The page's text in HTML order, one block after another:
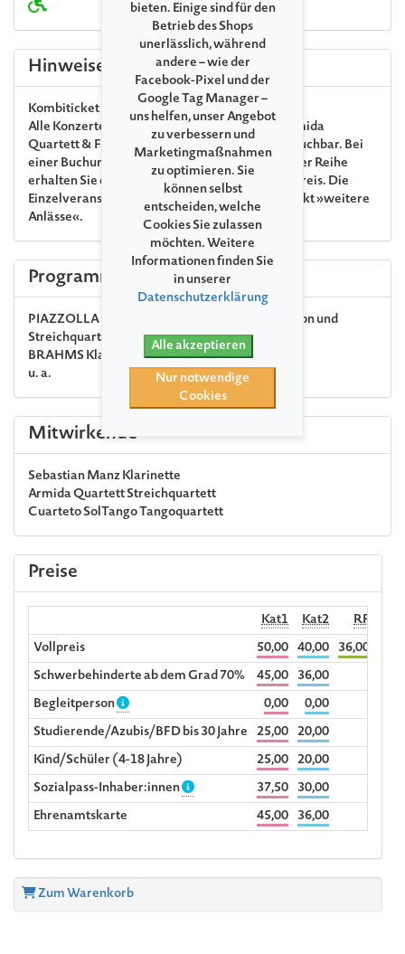
Hinweise
Kombiticket
Alle Konzerte der Veranstaltungsreihe »Das Armida
Quartett & Friends« sind auch als Kombiticket buchbar. Bei
einer Buchung von mindestens 2 Konzerten dieser Reihe
erhalten Sie einen Rabatt von 10 % auf den Vollpreis. Die
Einzelveranstaltungen finden Sie unter dem Punkt »weitere
Anlässe«.
Programm
PIAZZOLLA Five Tango Sensations für Bandoneon und
Streichquartett (Auszüge)
BRAHMSKlarinettenquintett h-Moll op. 115
u. a.
Mitwirkende
Sebastian ManzKlarinette
Armida QuartettStreichquartett
Cuarteto SolTangoTangoquartett
Preise
Kat1 Kat2 RF
Vollpreis
50,00 40,00 36,00
Schwerbehinderte ab dem Grad 70%
45,00
36,00
Begleitperson
0,00
0,00
Studierende/Azubis/BFD bis 30 Jahre
25,00
20,00
Kind/Schüler (4-18 Jahre)
25,00
20,00
Sozialpass-Inhaber:innen
37,50
30,00
Ehrenamtskarte
45,00 36,00
Zum Warenkorb
bieten. Einige sind für den
Betrieb des Shops
unerlässlich, während
andere – wie der
Facebook-Pixel und der
Google Tag Manager –
uns helfen, unser Angebot
zu verbessern und
Marketingmaßnahmen
zu optimieren. Sie
können selbst
entscheiden, welche
Cookies Sie zulassen
möchten. Weitere
Informationen finden Sie
in unserer
Datenschutzerklärung
Alle akzeptieren
Nur notwendige
Cookies